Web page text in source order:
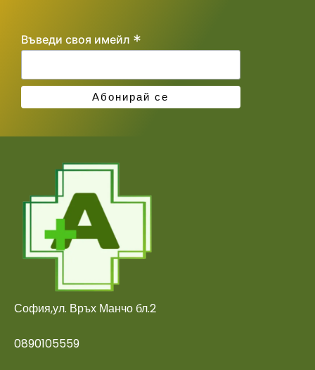
Въведи своя имейл *
София,ул. Връх Манчо бл.2
0890105559